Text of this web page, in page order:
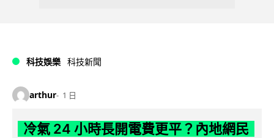
科技娛樂 科技新聞
arthur 1 日
冷氣 24 小時長開電費更平？內地網民